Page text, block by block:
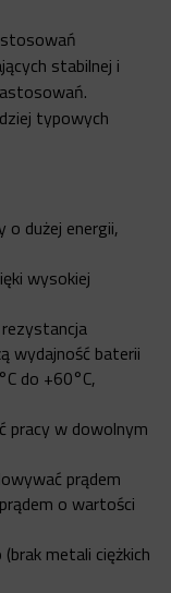
stabilnej i
typowych
o dużej energii,
wysokiej
wydajność baterii
do +60°C,
pracy w dowolnym
prądem
o wartości
metali ciężkich